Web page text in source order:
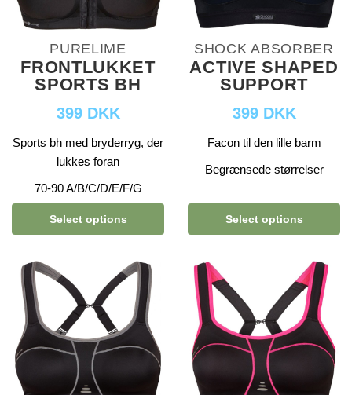
PURELIME
FRONTLUKKET
SPORTS BH
399 DKK
Sports bh med bryderryg, der
lukkes foran
70-90 A/B/C/D/E/F/G
Select options
SHOCK ABSORBER
ACTIVE SHAPED
SUPPORT
399 DKK
Facon til den lille barm
Begrænsede størrelser
Select options